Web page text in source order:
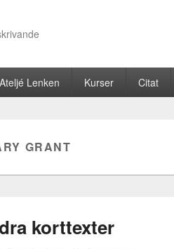
Lenken Kurser Citat
GRANT
korttexter